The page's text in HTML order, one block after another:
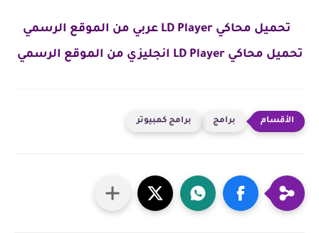
تحميل محاكي LD Player عربي من الموقع الرسمي
تحميل محاكي LD Player انجليزي من الموقع الرسمي
برامج برامج كمبيوتر